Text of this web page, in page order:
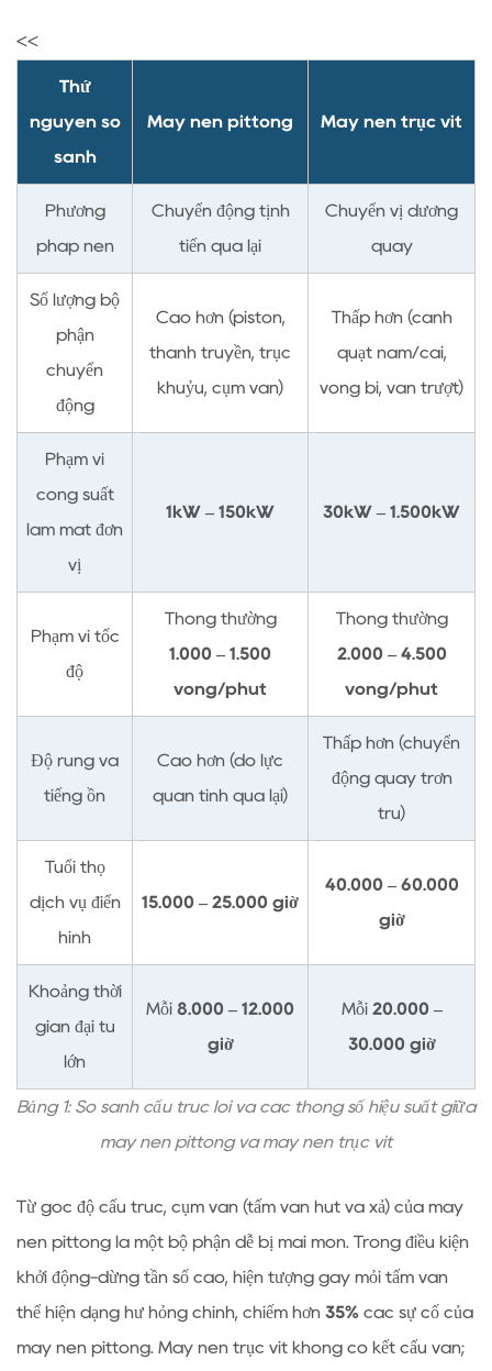
biệt
toàn
một
Dữ
liệu
so
sánh
hiệu
quả
năng
phần
bảo
trì
phục
Các
biến
số
chính
cho
hoạt
hạn
3.1
So
ước
tính
<<
Bảng 1: So sánh cấu trúc lõi và các thông số hiệu suất giữa
máy nén pittông và máy nén trục vít
Thứ
nguyên so
sánh
Máy nén pittông Máy nén trục vít
Phương
pháp nén
Chuyển động tịnh
tiến qua lại
Chuyển vị dương
quay
Số lượng bộ
phận
chuyển
động
Cao hơn (piston,
thanh truyền, trục
khuỷu, cụm van)
Thấp hơn (cánh
quạt nam/cái,
vòng bi, van trượt)
Phạm vi
công suất
làm mát đơn
vị
1kW – 150kW 30kW – 1.500kW
Phạm vi tốc
độ
Thông thường
1.000 – 1.500
vòng/phút
Thông thường
2.000 – 4.500
vòng/phút
Độ rung và
tiếng ồn
Cao hơn (do lực
quán tính qua lại)
Thấp hơn (chuyển
động quay trơn
tru)
Tuổi thọ
dịch vụ điển
hình
15.000 – 25.000 giờ
40.000 – 60.000
giờ
Khoảng thời
gian đại tu
lớn
Mỗi 8.000 – 12.000
giờ
Mỗi 20.000 –
30.000 giờ
Từ góc độ cấu trúc, cụm van (tấm van hút và xả) của máy
nén pittông là một bộ phận dễ bị mài mòn. Trong điều kiện
khởi động-dừng tần số cao, hiện tượng gãy mỏi tấm van
thể hiện dạng hư hỏng chính, chiếm hơn 35% các sự cố của
máy nén pittông. Máy nén trục vít không có kết cấu van;